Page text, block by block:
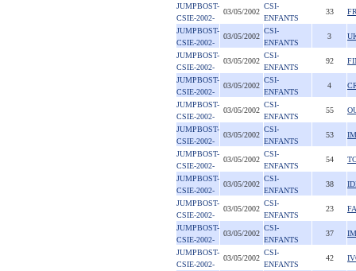
JUMPBOST-
CSIE-2002-
03/05/2002
CSI-
ENFANTS
33
JUMPBOST-
CSIE-2002-
03/05/2002
CSI-
ENFANTS
3
JUMPBOST-
CSIE-2002-
03/05/2002
CSI-
ENFANTS
92
JUMPBOST-
CSIE-2002-
03/05/2002
CSI-
ENFANTS
4
JUMPBOST-
CSIE-2002-
03/05/2002
CSI-
ENFANTS
55
JUMPBOST-
CSIE-2002-
03/05/2002
CSI-
ENFANTS
53
JUMPBOST-
CSIE-2002-
03/05/2002
CSI-
ENFANTS
54
JUMPBOST-
CSIE-2002-
03/05/2002
CSI-
ENFANTS
38
JUMPBOST-
CSIE-2002-
03/05/2002
CSI-
ENFANTS
23
JUMPBOST-
CSIE-2002-
03/05/2002
CSI-
ENFANTS
37
JUMPBOST-
CSIE-2002-
03/05/2002
CSI-
ENFANTS
42